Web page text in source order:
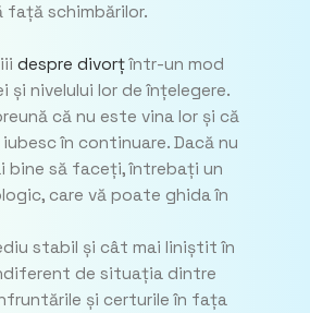
schimbărilor.
despre divorțîntr-un mod
nivelului lor de înțelegere.
că nu este vina lor și că
în continuare. Dacă nu
bine să faceți, întrebați un
care vă poate ghida în
stabil și cât mai liniștit în
de situația dintre
și certurile în fața